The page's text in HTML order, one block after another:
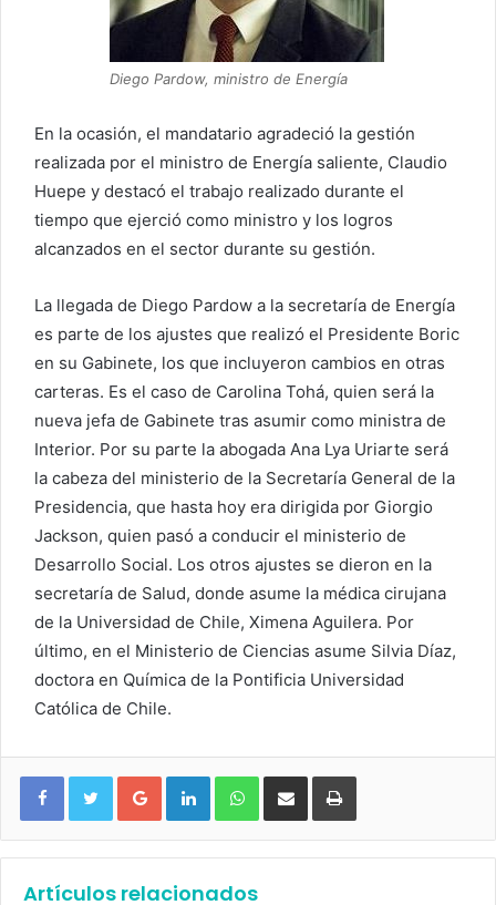
Diego Pardow, ministro de Energía
En la ocasión, el mandatario agradeció la gestión
realizada por el ministro de Energía saliente, Claudio
Huepe y destacó el trabajo realizado durante el
tiempo que ejerció como ministro y los logros
alcanzados en el sector durante su gestión.
La llegada de Diego Pardow a la secretaría de Energía
es parte de los ajustes que realizó el Presidente Boric
en su Gabinete, los que incluyeron cambios en otras
carteras. Es el caso de Carolina Tohá, quien será la
nueva jefa de Gabinete tras asumir como ministra de
Interior. Por su parte la abogada Ana Lya Uriarte será
la cabeza del ministerio de la Secretaría General de la
Presidencia, que hasta hoy era dirigida por Giorgio
Jackson, quien pasó a conducir el ministerio de
Desarrollo Social. Los otros ajustes se dieron en la
secretaría de Salud, donde asume la médica cirujana
de la Universidad de Chile, Ximena Aguilera. Por
último, en el Ministerio de Ciencias asume Silvia Díaz,
doctora en Química de la Pontificia Universidad
Católica de Chile.
Google+ LinkedIn WhatsApp
Artículos relacionados